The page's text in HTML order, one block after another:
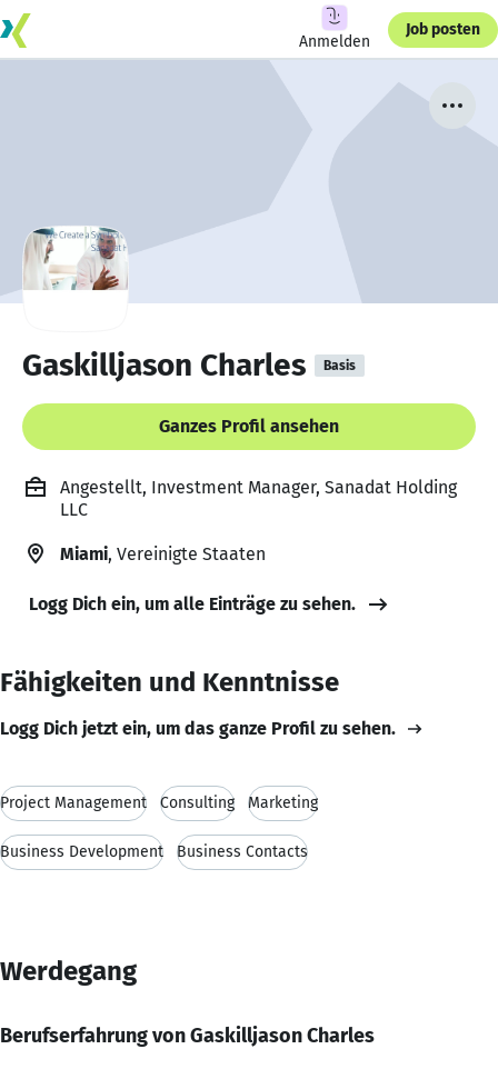
Anmelden
Job posten
Gaskilljason Charles Basis
Ganzes Profil ansehen
Angestellt, Investment Manager, Sanadat Holding
LLC
Miami, Vereinigte Staaten
Logg Dich ein, um alle Einträge zu sehen.
Fähigkeiten und Kenntnisse
Logg Dich jetzt ein, um das ganze Profil zu sehen.
Project Management Consulting Marketing
Business Development Business Contacts
Werdegang
Berufserfahrung von Gaskilljason Charles